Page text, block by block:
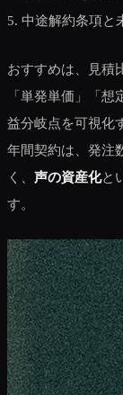
5. 中途解約条項と
おすすめは、見積
「単発単価」「
益分岐点を可視化
年間契約は、発注
く、 声の資産化と
す。